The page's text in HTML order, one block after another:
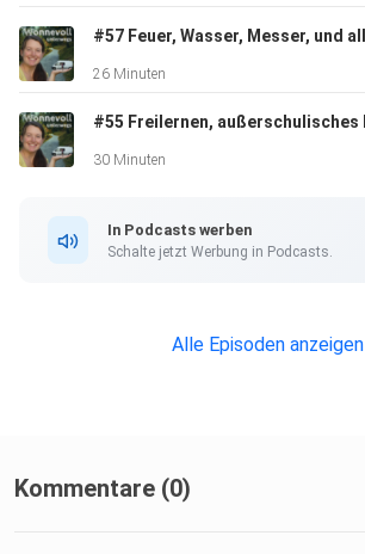
26 Minuten
30 Minuten
In Podcasts werben
Schalte jetzt Werbung in Podcasts.
Alle Episoden anzeigen
Kommentare (0)